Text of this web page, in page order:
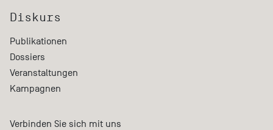
Diskurs
Publikationen
Dossiers
Veranstaltungen
Kampagnen
Verbinden Sie sich mit uns